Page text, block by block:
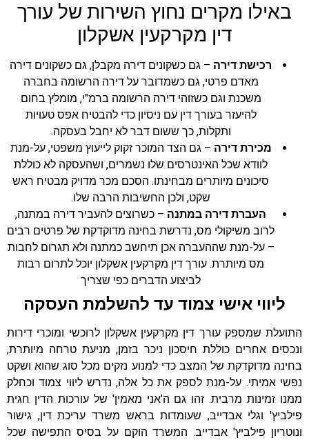
באילו מקרים נחוץ השירות של עורך
דין מקרקעין אשקלון
רכישת דירה – גם כשקונים דירה מקבלן, גם כשקונים דירה
מאדם פרטי, גם כשמדובר על דירה הרשומה בחברה
משכנת וגם כשזוהי דירה הרשומה ברמ"י, מומלץ בחום
להיעזר בעורך דין עם ניסיון כדי להבטיח אפס טעויות
ותקלות, כך ששום דבר לא יחבל בעסקה.
מכירת דירה – גם הצד המוכר זקוק לייעוץ משפטי, על-מנת
לוודא שכל האינטרסים שלו נשמרים, ושהעסקה לא כוללת
סיכונים מיותרים מבחינתו. הסכם מכר מדויק מבטיח ראש
שקט, ולכן החשיבות הרבה שלו.
העברת דירה במתנה – כשרוצים להעביר דירה במתנה,
לרוב משיקולי מס, נדרשת בחינה מדוקדקת של פרטים רבים
– על-מנת שההעברה אכן תיחשב כמתנה ולא תגרום לחבות
מס מיותרת. עורך דין מקרקעין אשקלון יוכל לתרום רבות
לביצוע הדברים כפי שצריך
ליווי אישי צמוד עד להשלמת העסקה
התועלת שמספק עורך דין מקרקעין אשקלון לרוכשי ומוכרי דירות
ונכסים אחרים כוללת חיסכון ניכר בזמן, מניעת טרחה מיותרת,
בחינה מדוקדקת של המצב כדי למנוע נזקים מכל סוג שהוא ושקט
נפשי אמיתי. על-מנת לספק את כל אלה, נדרש ליווי צמוד וכחלק
ממנו זמינות מרבית. זהו גם ה'אני מאמין' של עורכות הדין חגית
פילביץ' וגלי אבדייב, שעומדות בראש משרד עריכת דין, גישור
ונוטריון פילביץ' אבדייב. המשרד הוקם על בסיס התפישה שכל